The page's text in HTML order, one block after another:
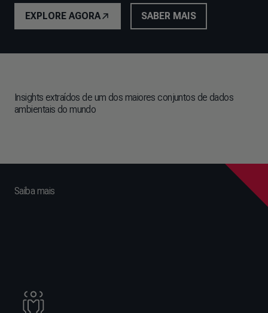
EXPLORE AGORA SABER MAIS
Insights extraídos de um dos maiores conjuntos de dados
ambientais do mundo
Saiba mais